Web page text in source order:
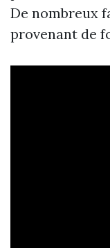
De nombreux
provenant de